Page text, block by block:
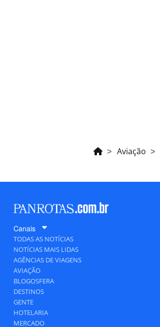
Aviação
Canais
TODAS AS NOTÍCIAS
NOTÍCIAS MAIS LIDAS
AGÊNCIAS DE VIAGENS
AVIAÇÃO
BLOGOSFERA
DESTINOS
GENTE
HOTELARIA
MERCADO